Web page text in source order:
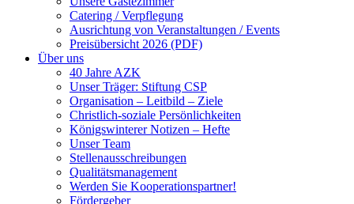
Catering / Verpflegung
Ausrichtung von Veranstaltungen / Events
Preisübersicht 2026 (PDF)
Über uns
40 Jahre AZK
Unser Träger: Stiftung CSP
Organisation – Leitbild – Ziele
Christlich-soziale Persönlichkeiten
Königswinterer Notizen – Hefte
Unser Team
Stellenausschreibungen
Qualitätsmanagement
Werden Sie Kooperationspartner!
Fördergeber